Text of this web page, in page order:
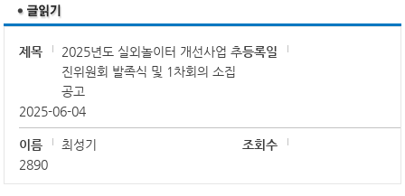
제목
2025년도 실외놀이터 개선사업 추
진위원회 발족식 및 1차회의 소집
공고
등록일
2025-06-04
이름 최성기
조회수
2890